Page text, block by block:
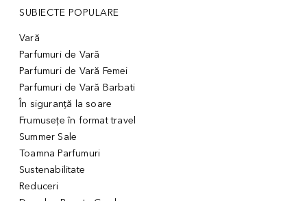
SUBIECTE POPULARE
Vară
Parfumuri de Vară
Parfumuri de Vară Femei
Parfumuri de Vară Barbati
În siguranță la soare
Frumusețe în format travel
Summer Sale
Toamna Parfumuri
Sustenabilitate
Reduceri